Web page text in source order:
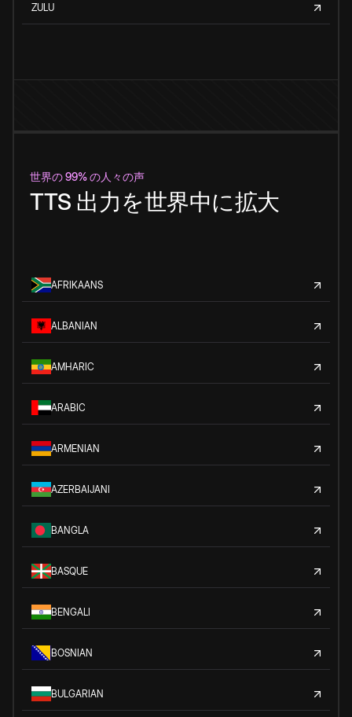
ZULU
世界の 99% の人々の声
TTS 出力を世界中に拡大
AFRIKAANS
ALBANIAN
AMHARIC
ARABIC
ARMENIAN
AZERBAIJANI
BANGLA
BASQUE
BENGALI
BOSNIAN
BULGARIAN